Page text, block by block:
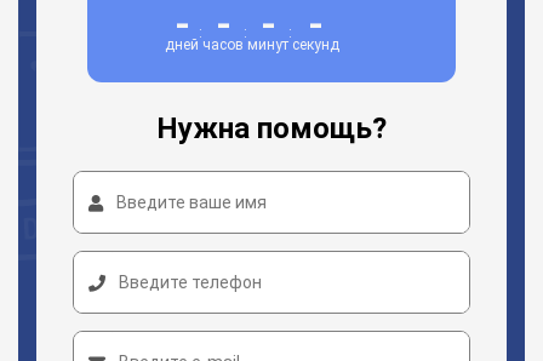
-
дней
: -
часов
: -
минут
: -
секунд
Нужна помощь?